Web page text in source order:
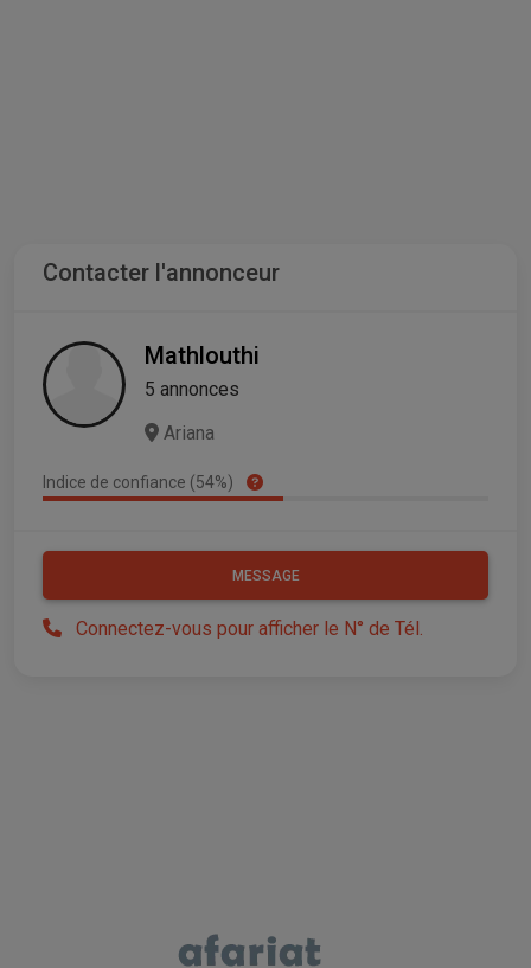
Contacter l'annonceur
Mathlouthi
5 annonces
Ariana
Indice de confiance (54%)
MESSAGE
Connectez-vous pour afficher le N° de Tél.